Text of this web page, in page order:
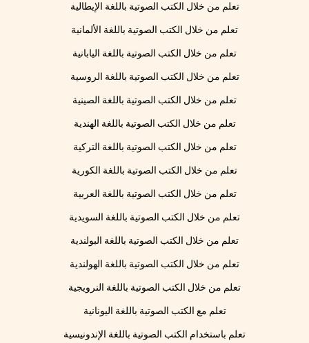
تعلم من خلال الكتب الصوتية باللغة الإيطالية
تعلم من خلال الكتب الصوتية باللغة الألمانية
تعلم من خلال الكتب الصوتية باللغة اليابانية
تعلم من خلال الكتب الصوتية باللغة الروسية
تعلم من خلال الكتب الصوتية باللغة الصينية
تعلم من خلال الكتب الصوتية باللغة الهندية
تعلم من خلال الكتب الصوتية باللغة التركية
تعلم من خلال الكتب الصوتية باللغة الكورية
تعلم من خلال الكتب الصوتية باللغة العربية
تعلم من خلال الكتب الصوتية باللغة السويدية
تعلم من خلال الكتب الصوتية باللغة البولندية
تعلم من خلال الكتب الصوتية باللغة الهولندية
تعلم من خلال الكتب الصوتية باللغة النرويجية
تعلم مع الكتب الصوتية باللغة اليونانية
تعلم باستخدام الكتب الصوتية باللغة الإندونيسية